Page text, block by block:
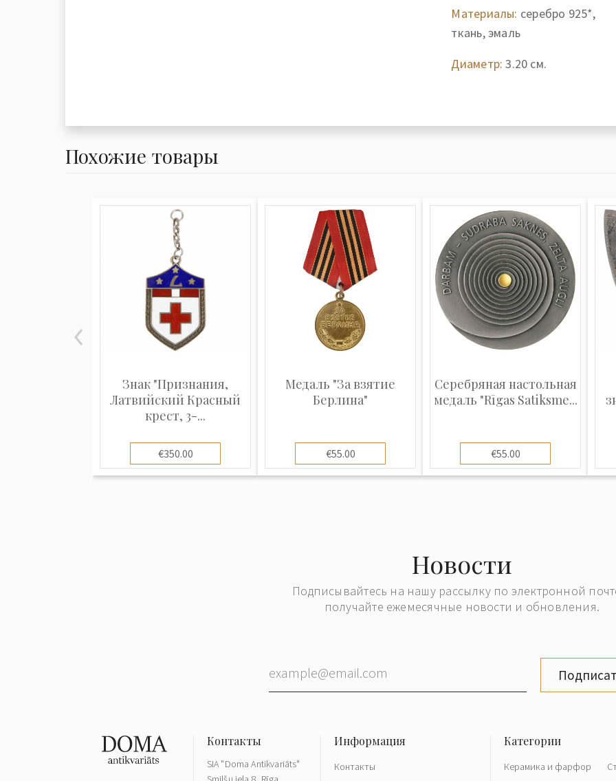
Материалы: серебро 925*,
ткань, эмаль
Диаметр: 3.20 см.
Похожие товары
Знак "Признания,
Латвийский Красный
крест, 3-...
€350.00
Медаль "За взятие
Берлина"
€55.00
Серебряная настольная
медаль "Rīgas Satiksme...
€55.00
Новости
Подписывайтесь на нашу рассылку по электронной
получайте ежемесячные новости и обновления.
SIA "Doma Antikvariāts"
Контакты
Керамика и фарфор